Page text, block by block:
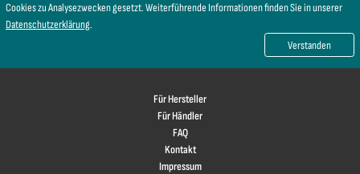
Cookies zu Analysezwecken gesetzt. Weiterführende Informationen finden Sie in unserer
Datenschutzerklärung.
Verstanden
Für Hersteller
Für Händler
FAQ
Kontakt
Impressum